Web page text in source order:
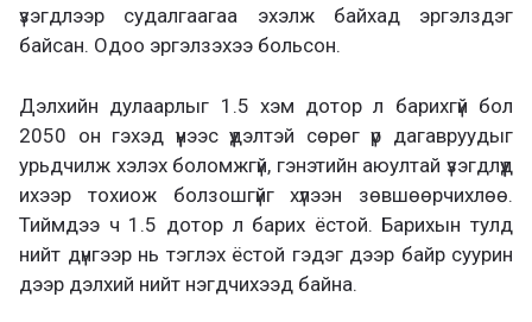
үзэгдлээр судалгаагаа эхэлж байхад эргэлздэг
байсан. Одоо эргэлзэхээ больсон.
Дэлхийн дулаарлыг 1.5 хэм дотор л барихгүй бол
2050 он гэхэд үүнээс үүдэлтэй сөрөг үр дагавруудыг
урьдчилж хэлэх боломжгүй, гэнэтийн аюултай үзэгдлүүд
ихээр тохиож болзошгүйг хүлээн зөвшөөрчихлөө.
Тиймдээ ч 1.5 дотор л барих ёстой. Барихын тулд
нийт дүнгээр нь тэглэх ёстой гэдэг дээр байр суурин
дээр дэлхий нийт нэгдчихээд байна.